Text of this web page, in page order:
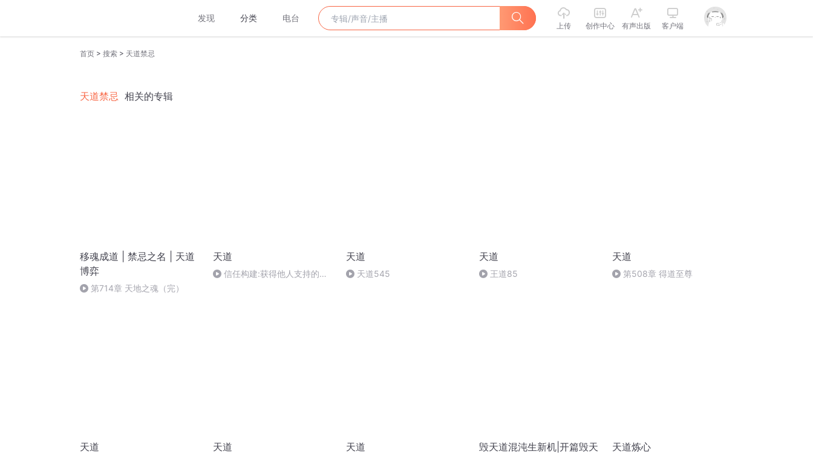
发现 分类 电台
上传 创作中心 有声出版 客户端
首页 > 搜索 > 天道禁忌
天道禁忌 相关的专辑
移魂成道 | 禁忌之名 | 天道
博弈
第714章 天地之魂（完）
天道
信任构建:获得他人支持的秘
天道
天道545
天道
王道85
天道
第508章 得道至尊
天道 天道 天道
毁天道混沌生新机|开篇毁天
天道炼心